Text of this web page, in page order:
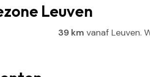
Leuven
39 km vanaf Leuven.